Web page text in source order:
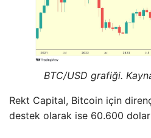
BTC/USD grafiği.
Rekt Capital, Bitcoin için
destek olarak ise 60.600